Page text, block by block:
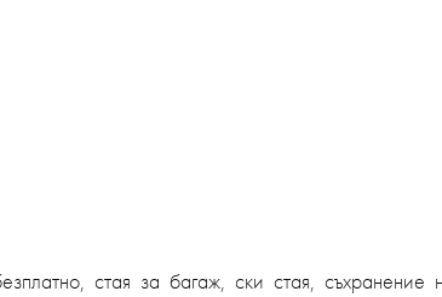
стая за багаж, ски стая, съхранение